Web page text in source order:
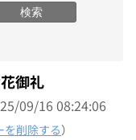
検索
御礼
09/16 08:24:06
を削除する）